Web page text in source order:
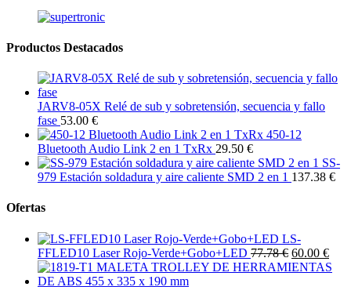
Productos Destacados
JARV8-05X Relé de sub y sobretensión, secuencia y fallo
fase 53.00 €
450-12
Bluetooth Audio Link 2 en 1 TxRx 29.50 €
SS-
979 Estación soldadura y aire caliente SMD 2 en 1 137.38 €
Ofertas
LS-
FFLED10 Laser Rojo-Verde+Gobo+LED 77.78 € 60.00 €